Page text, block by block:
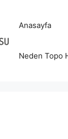
Anasayfa
Neden Topo